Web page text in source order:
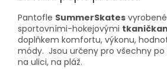
Pantofle SummerSkates
sportovními-hokejovými
doplňkem komfortu, výkonu,
módy. Jsou určeny pro všechny po
na ulici, na pláž.